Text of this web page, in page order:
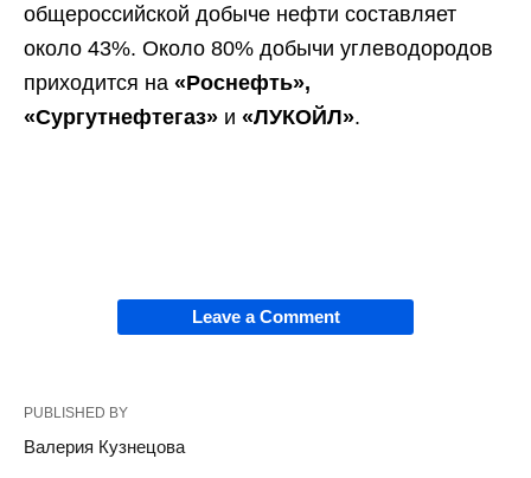
общероссийской добыче нефти составляет
около 43%. Около 80% добычи углеводородов
приходится на «Роснефть»,
«Сургутнефтегаз» и «ЛУКОЙЛ».
Leave a Comment
PUBLISHED BY
Валерия Кузнецова